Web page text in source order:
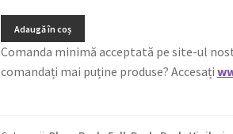
Adaugă în coș
Comanda minimă acceptată pe site-ul
comandați mai puține produse? Accesați